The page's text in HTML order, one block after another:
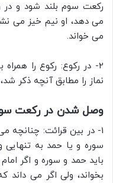
رکعت سوم بلند شود و در
می دهد، او نیم خیز مى
مى خواند.
2- در رکوع: رکوع را
نماز را مطابق آنچه ذکر
وصل شدن در رکعت
1- در بین قرائت: چنانچه
سوره و یا حمد به تنهایی
باید حمد و سوره و اگر
بخواند، ولى اگر مى داند